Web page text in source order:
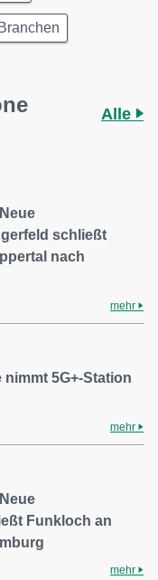
Branchen
Alle
schließt
nach
mehr
5G+-Station
mehr
Funkloch an
mehr